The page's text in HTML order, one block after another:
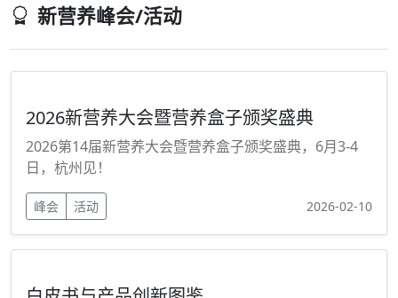
新营养峰会/活动
2026新营养大会暨营养盒子颁奖盛典
2026第14届新营养大会暨营养盒子颁奖盛典，6月3-4
日，杭州见！
峰会 活动 2026-02-10